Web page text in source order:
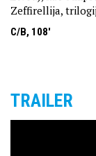
Zeffirellija,
C/B, 108'
TRAILER